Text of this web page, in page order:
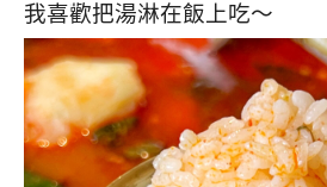
我喜歡把湯淋在飯上吃～